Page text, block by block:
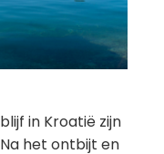
in Kroatië zijn
het ontbijt en